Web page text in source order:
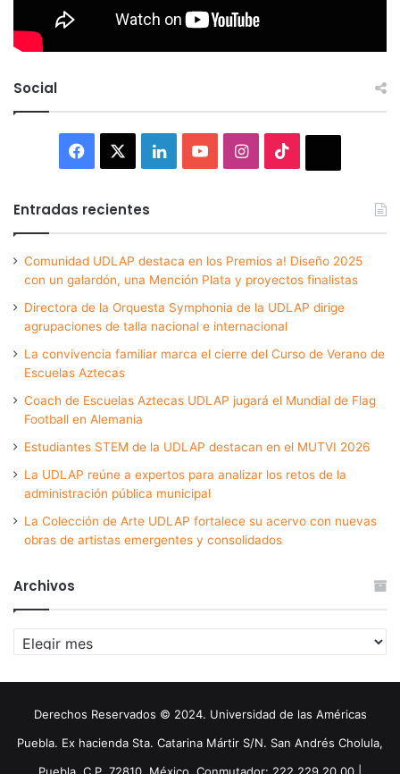
Social
Facebook LinkedInYouTubeInstagram
Entradas recientes
Comunidad UDLAP destaca en los Premios a! Diseño 2025
con un galardón, una Mención Plata y proyectos finalistas
Directora de la Orquesta Symphonia de la UDLAP dirige
agrupaciones de talla nacional e internacional
La convivencia familiar marca el cierre del Curso de Verano de
Escuelas Aztecas
Coach de Escuelas Aztecas UDLAP jugará el Mundial de Flag
Football en Alemania
Estudiantes STEM de la UDLAP destacan en el MUTVI 2026
La UDLAP reúne a expertos para analizar los retos de la
administración pública municipal
La Colección de Arte UDLAP fortalece su acervo con nuevas
obras de artistas emergentes y consolidados
Archivos
Archivos
Derechos Reservados © 2024. Universidad de las Américas
Puebla. Ex hacienda Sta. Catarina Mártir S/N. San Andrés Cholula,